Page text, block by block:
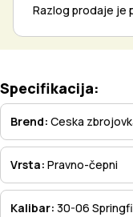
Razlog prodaje je
Specifikacija:
Brend: Ceska
Vrsta: Pravno-čepni
Kalibar: 30-06